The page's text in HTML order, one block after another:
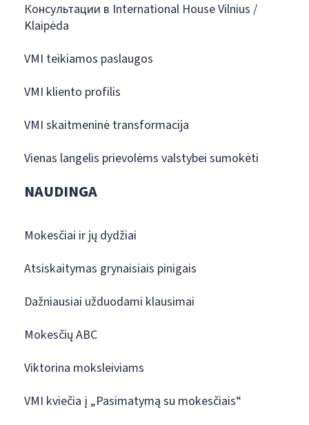
Консультации в International House Vilnius /
Klaipėda
VMI teikiamos paslaugos
VMI kliento profilis
VMI skaitmeninė transformacija
Vienas langelis prievolėms valstybei sumokėti
NAUDINGA
Mokesčiai ir jų dydžiai
Atsiskaitymas grynaisiais pinigais
Dažniausiai užduodami klausimai
Mokesčių ABC
Viktorina moksleiviams
VMI kviečia į „Pasimatymą su mokesčiais“